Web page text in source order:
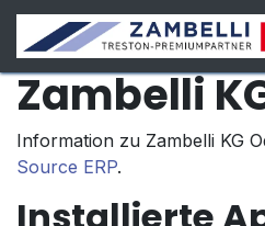
Zum Inhalt springen
Zambelli
Information zu Zambelli KG
Source ERP.